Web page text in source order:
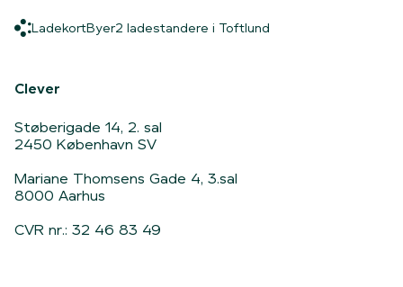
LadekortLadekort
ByerByer
2 ladestandere i Toftlund
Clever
Støberigade 14, 2. sal
2450 København SV
Mariane Thomsens Gade 4, 3.sal
8000 Aarhus
CVR nr.: 32 46 83 49